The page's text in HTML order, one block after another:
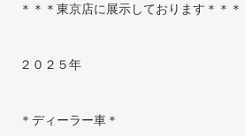
＊＊＊東京店に展示しております＊＊＊
２０２５年
＊ディーラー車＊